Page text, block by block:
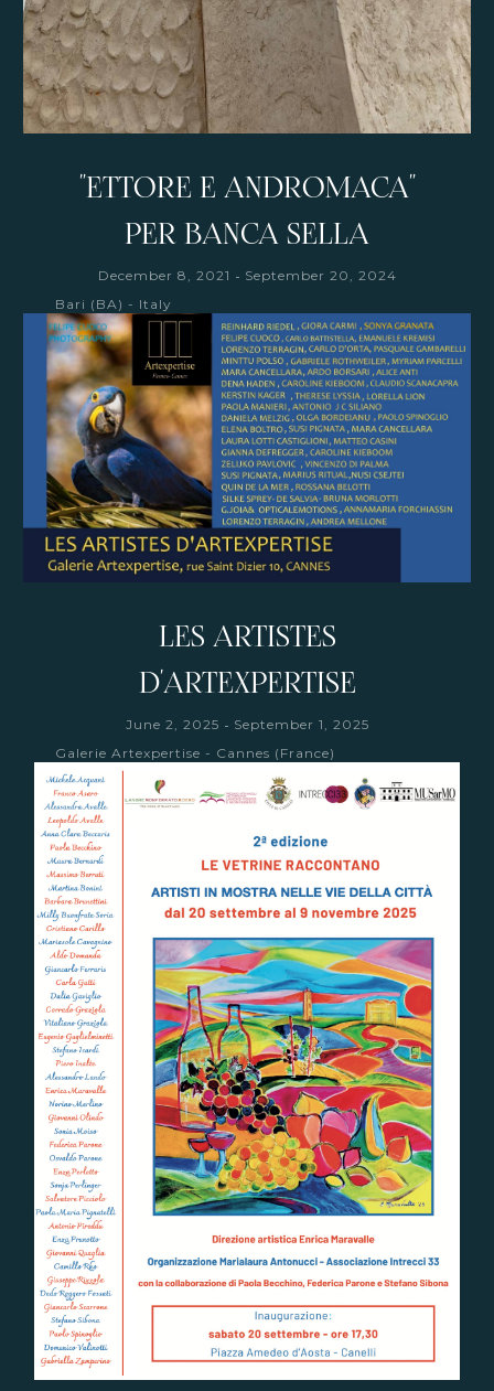
"ETTORE E ANDROMACA"
PER BANCA SELLA
December 8, 2021 - September 20, 2024
Bari (BA) - Italy
LES ARTISTES
D'ARTEXPERTISE
June 2, 2025 - September 1, 2025
Galerie Artexpertise - Cannes (France)